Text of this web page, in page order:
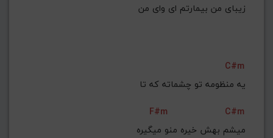
زیبای من بیمارتم ای وای من
C#m
یه منظومه تو چشماته که تا
F#m
C#m
میشم بهش خیره منو میگیره